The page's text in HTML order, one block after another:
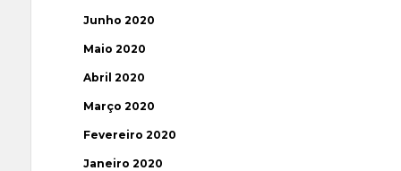
Junho 2020
Maio 2020
Abril 2020
Março 2020
Fevereiro 2020
Janeiro 2020